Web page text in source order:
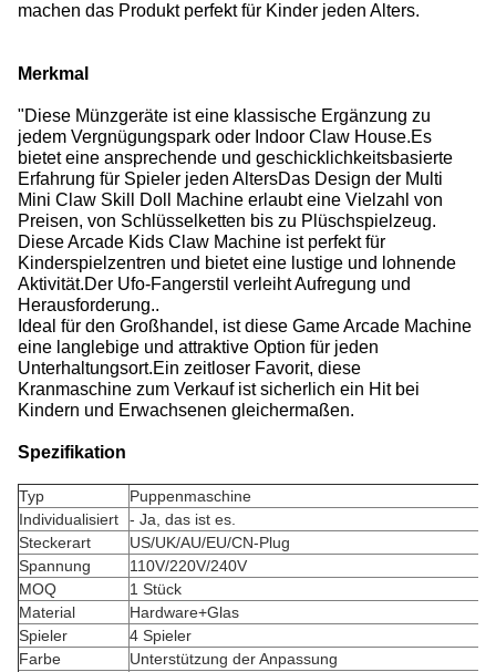
machen das Produkt perfekt für Kinder jeden Alters.
Merkmal
"Diese Münzgeräte ist eine klassische Ergänzung zu
jedem Vergnügungspark oder Indoor Claw House.Es
bietet eine ansprechende und geschicklichkeitsbasierte
Erfahrung für Spieler jeden AltersDas Design der Multi
Mini Claw Skill Doll Machine erlaubt eine Vielzahl von
Preisen, von Schlüsselketten bis zu Plüschspielzeug.
Diese Arcade Kids Claw Machine ist perfekt für
Kinderspielzentren und bietet eine lustige und lohnende
Aktivität.Der Ufo-Fangerstil verleiht Aufregung und
Herausforderung..
Ideal für den Großhandel, ist diese Game Arcade Machine
eine langlebige und attraktive Option für jeden
Unterhaltungsort.Ein zeitloser Favorit, diese
Kranmaschine zum Verkauf ist sicherlich ein Hit bei
Kindern und Erwachsenen gleichermaßen.
Spezifikation
Typ
Puppenmaschine
Individualisiert
- Ja, das ist es.
Steckerart
US/UK/AU/EU/CN-Plug
Spannung
110V/220V/240V
MOQ
1 Stück
Material
Hardware+Glas
Spieler
4 Spieler
Farbe
Unterstützung der Anpassung